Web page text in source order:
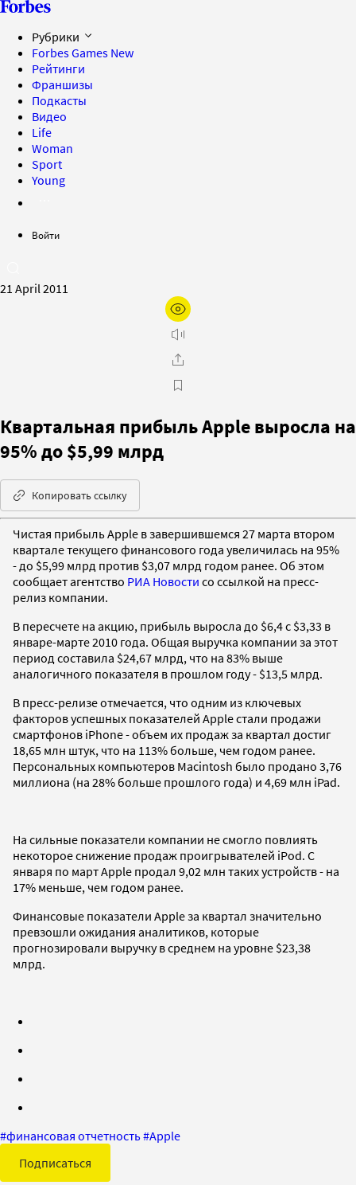
Рубрики
Forbes Games New
Рейтинги
Франшизы
Подкасты
Видео
Life
Woman
Sport
Young
Войти
21 April 2011
Квартальная прибыль Apple выросла на
95% до $5,99 млрд
Копировать ссылку
Чистая прибыль Apple в завершившемся 27 марта втором
квартале текущего финансового года увеличилась на 95%
- до $5,99 млрд против $3,07 млрд годом ранее. Об этом
сообщает агентство РИА Новости со ссылкой на пресс-
релиз компании.
В пересчете на акцию, прибыль выросла до $6,4 с $3,33 в
январе-марте 2010 года. Общая выручка компании за этот
период составила $24,67 млрд, что на 83% выше
аналогичного показателя в прошлом году - $13,5 млрд.
В пресс-релизе отмечается, что одним из ключевых
факторов успешных показателей Apple стали продажи
смартфонов iPhone - объем их продаж за квартал достиг
18,65 млн штук, что на 113% больше, чем годом ранее.
Персональных компьютеров Macintosh было продано 3,76
миллиона (на 28% больше прошлого года) и 4,69 млн iPad.
На сильные показатели компании не смогло повлиять
некоторое снижение продаж проигрывателей iPod. С
января по март Apple продал 9,02 млн таких устройств - на
17% меньше, чем годом ранее.
Финансовые показатели Apple за квартал значительно
превзошли ожидания аналитиков, которые
прогнозировали выручку в среднем на уровне $23,38
млрд.
#финансовая отчетность#Apple
Подписаться